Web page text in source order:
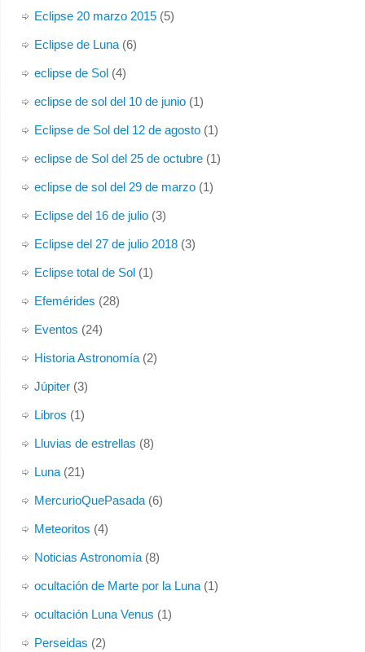
Eclipse 20 marzo 2015(5)
Eclipse de Luna(6)
eclipse de Sol(4)
eclipse de sol del 10 de junio(1)
Eclipse de Sol del 12 de agosto(1)
eclipse de Sol del 25 de octubre(1)
eclipse de sol del 29 de marzo(1)
Eclipse del 16 de julio(3)
Eclipse del 27 de julio 2018(3)
Eclipse total de Sol(1)
Efemérides (28)
Eventos (24)
Historia Astronomía(2)
Júpiter(3)
Libros (1)
Lluvias de estrellas (8)
Luna(21)
MercurioQuePasada(6)
Meteoritos (4)
Noticias Astronomía(8)
ocultación de Marte por la Luna(1)
ocultación Luna Venus (1)
Perseidas (2)